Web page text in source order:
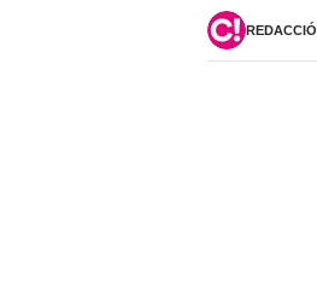
REDACCIÓ